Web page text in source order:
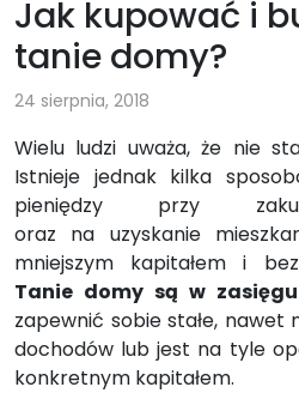
Jak kupować i
tanie domy?
24 sierpnia, 2018
Wielu ludzi uważa, że nie
Istnieje jednak kilka
pieniędzy przy
oraz na uzyskanie
mniejszym kapitałem i
Tanie domy są w
zapewnić sobie stałe, nawet
dochodów lub jest na tyle
konkretnym kapitałem.